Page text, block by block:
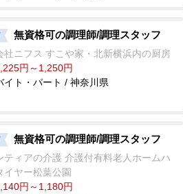
無資格可の調理師/調理スタッフ
社ニフス すこや家・北新横浜内の厨房
円～1,250円
イト・パート / 神奈川県
無資格可の調理師/調理スタッフ
ティアの介護 介護付有料老人ホームハ
イヤー松葉公園
円～1,180円